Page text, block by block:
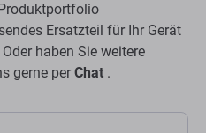
Ersatzteil für Ihr Gerät
haben Sie weitere
gerne per Chat .